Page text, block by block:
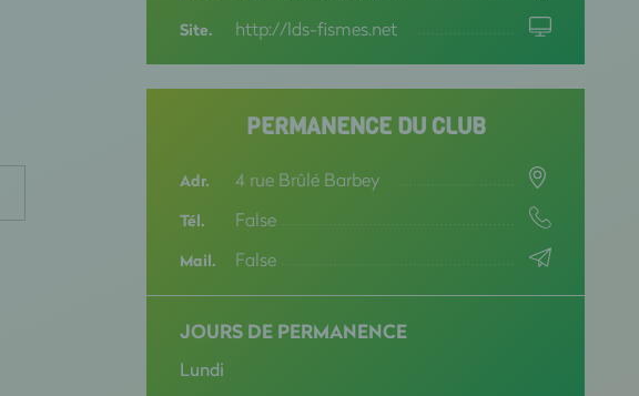
Site. http://lds-fismes.net
PERMANENCE DU CLUB
Adr. 4 rue Brûlé Barbey
Tél. False
Mail. False
JOURS DE PERMANENCE
Lundi